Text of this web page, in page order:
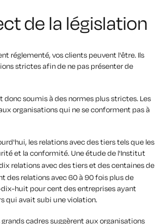
de la législation
réglementé, vos clients peuvent l'être. Ils
strictes afin de ne pas présenter de
soumis à des normes plus strictes. Les
organisations qui ne se conforment pas à
les relations avec des tiers tels que les
et la conformité. Une étude de l'Institut
relations avec des tiers et des centaines de
des relations avec 60 à 90 fois plus de
huit pour cent des entreprises ayant
qui avait subi une violation.
cadres suggèrent aux organisations